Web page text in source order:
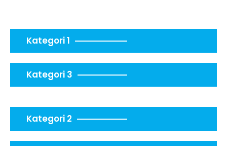
Kategori 1
Kategori 3
Kategori 2